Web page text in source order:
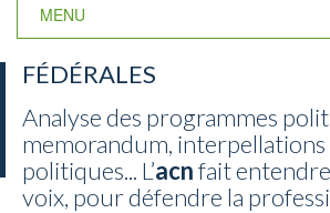
MENU
FÉDÉRALES
Analyse des programmes
memorandum, interpellations
politiques... L’acnfait
voix, pour défendre la